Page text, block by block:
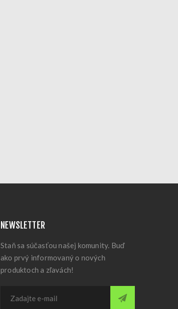
NEWSLETTER
Staň sa súčasťou našej komunity. Buď
ako prvý informovaný o nových
produktoch a zľavách!